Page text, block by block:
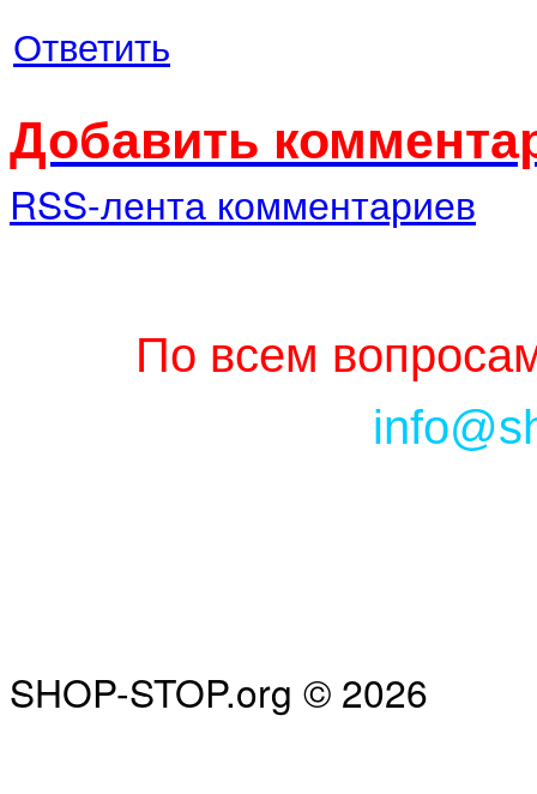
Ответить
Добавить
RSS-лента комментариев
По всем
SHOP-STOP.org © 2026